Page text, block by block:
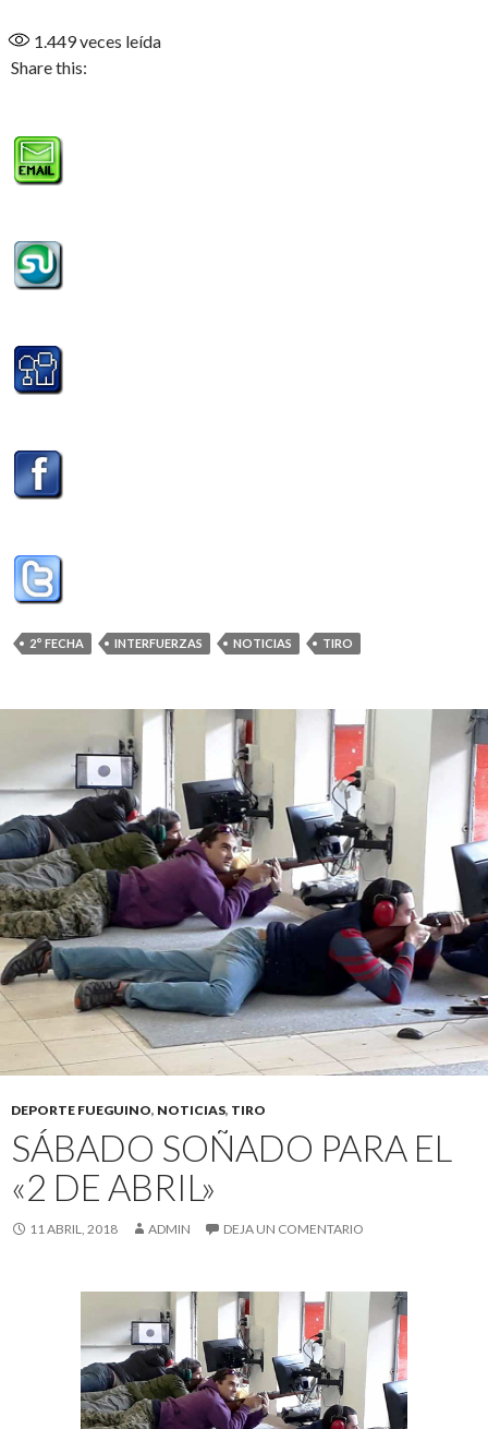
1.449veces leída
Share this:
2° FECHA INTERFUERZAS NOTICIAS TIRO
DEPORTE FUEGUINO, NOTICIAS, TIRO
SÁBADO SOÑADO PARA EL
«2 DE ABRIL»
11 ABRIL, 2018 ADMIN DEJA UN COMENTARIO